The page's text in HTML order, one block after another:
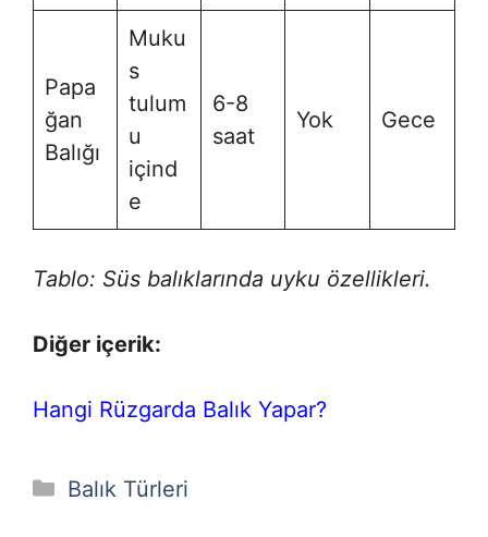
Papa
ğan
Balığı
Muku
s
tulum
u
içind
e
6-8
saat
Yok Gece
Tablo: Süs balıklarında uyku özellikleri.
Diğer içerik:
Hangi Rüzgarda Balık Yapar?
Kategoriler
Balık Türleri